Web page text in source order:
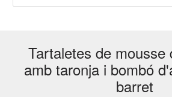
Tartaletes de mousse
amb taronja i bombó
barret